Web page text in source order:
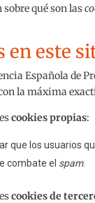
qué son las
en este
Española de
la máxima
cookies propias:
que los usuarios
combate el spam.
cookies de